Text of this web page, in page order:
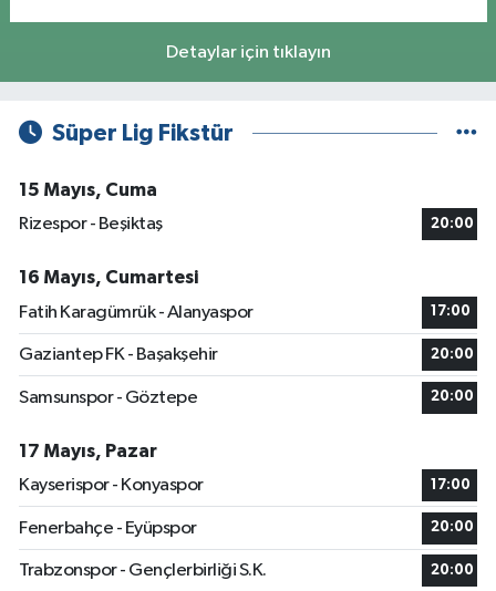
Detaylar için tıklayın
Süper Lig Fikstür
15 Mayıs, Cuma
Rizespor - Beşiktaş
20:00
16 Mayıs, Cumartesi
Fatih Karagümrük - Alanyaspor
17:00
Gaziantep FK - Başakşehir 20:00
Samsunspor - Göztepe 20:00
17 Mayıs, Pazar
Kayserispor - Konyaspor
17:00
Fenerbahçe - Eyüpspor 20:00
Trabzonspor - Gençlerbirliği S.K. 20:00